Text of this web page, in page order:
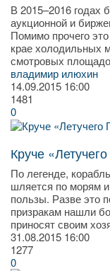
В 2015–2016 годах
аукционной и
Помимо прочего
крае холодильных
смотровых
владимир илюхин
14.09.2015 16:00
1481
0
Круче
По легенде,
шляется по морям
пользы. Разве это
призракам нашли
приносят своим
31.08.2015 16:00
1277
0